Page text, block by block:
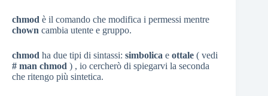
chmod è il comando che modifica i permessi mentre
chown cambia utente e gruppo.
chmod ha due tipi di sintassi: simbolica e ottale ( vedi
# man chmod ) , io cercherò di spiegarvi la seconda
che ritengo più sintetica.